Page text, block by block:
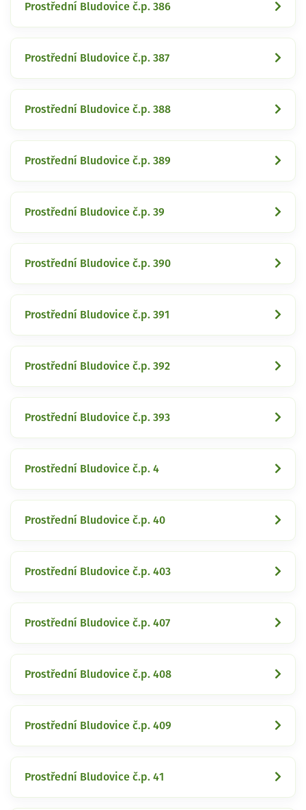
Prostřední Bludovice č.p. 386
Prostřední Bludovice č.p. 387
Prostřední Bludovice č.p. 388
Prostřední Bludovice č.p. 389
Prostřední Bludovice č.p. 39
Prostřední Bludovice č.p. 390
Prostřední Bludovice č.p. 391
Prostřední Bludovice č.p. 392
Prostřední Bludovice č.p. 393
Prostřední Bludovice č.p. 4
Prostřední Bludovice č.p. 40
Prostřední Bludovice č.p. 403
Prostřední Bludovice č.p. 407
Prostřední Bludovice č.p. 408
Prostřední Bludovice č.p. 409
Prostřední Bludovice č.p. 41